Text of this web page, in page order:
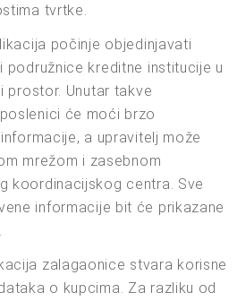
tvrtke.
počinje objedinjavati
podružnice kreditne institucije u
prostor. Unutar takve
će moći brzo
a upravitelj može
mrežom i zasebnom
koordinacijskog centra. Sve
informacije bit će prikazane
zalagaonice stvara korisne
o kupcima. Za razliku od